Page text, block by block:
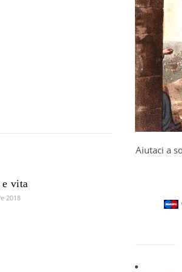
e vita
2018
Aiutaci a